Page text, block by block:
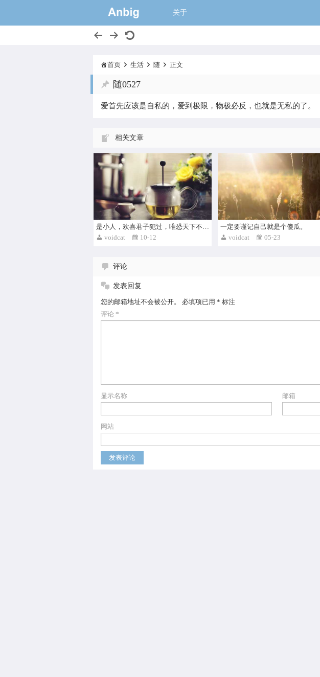
一个大的猫窝,voidcat
关于
首页 生活 随 正文
随0527
爱首先应该是自私的，爱到极限，物极必反，也就是无私的了。
相关文章
是小人，欢喜君子犯过，唯恐天下不乱也；是君子，耻听小人之恶，不忍世间纷争也。
voidcat
10-12
一定要谨记自己就是个傻瓜。
voidcat
05-23
评论
发表回复
您的邮箱地址不会被公开。 必填项已用 * 标注
评论 *
显示名称 邮箱
网站